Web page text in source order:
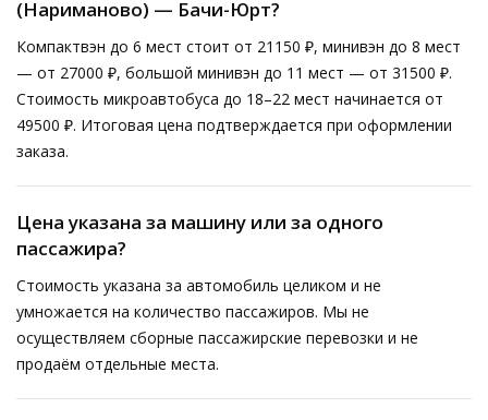
(Нариманово) — Бачи-Юрт?
Компактвэн до 6 мест стоит от 21150 ₽, минивэн до 8 мест
— от 27000 ₽, большой минивэн до 11 мест — от 31500 ₽.
Стоимость микроавтобуса до 18–22 мест начинается от
49500 ₽. Итоговая цена подтверждается при оформлении
заказа.
Цена указана за машину или за одного
пассажира?
Стоимость указана за автомобиль целиком и не
умножается на количество пассажиров. Мы не
осуществляем сборные пассажирские перевозки и не
продаём отдельные места.